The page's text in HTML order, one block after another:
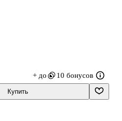
+ до 10 бонусов
Купить